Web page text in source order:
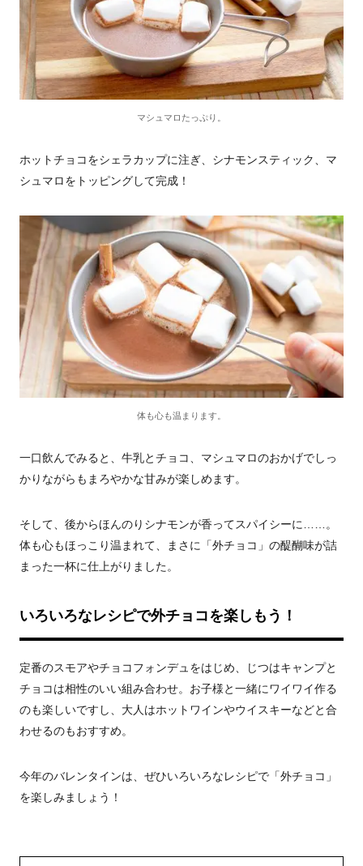
マシュマロたっぷり。
ホットチョコをシェラカップに注ぎ、シナモンスティック、マ
シュマロをトッピングして完成！
体も心も温まります。
一口飲んでみると、牛乳とチョコ、マシュマロのおかげでしっ
かりながらもまろやかな甘みが楽しめます。
そして、後からほんのりシナモンが香ってスパイシーに……。
体も心もほっこり温まれて、まさに「外チョコ」の醍醐味が詰
まった一杯に仕上がりました。
いろいろなレシピで外チョコを楽しもう！
定番のスモアやチョコフォンデュをはじめ、じつはキャンプと
チョコは相性のいい組み合わせ。お子様と一緒にワイワイ作る
のも楽しいですし、大人はホットワインやウイスキーなどと合
わせるのもおすすめ。
今年のバレンタインは、ぜひいろいろなレシピで「外チョコ」
を楽しみましょう！